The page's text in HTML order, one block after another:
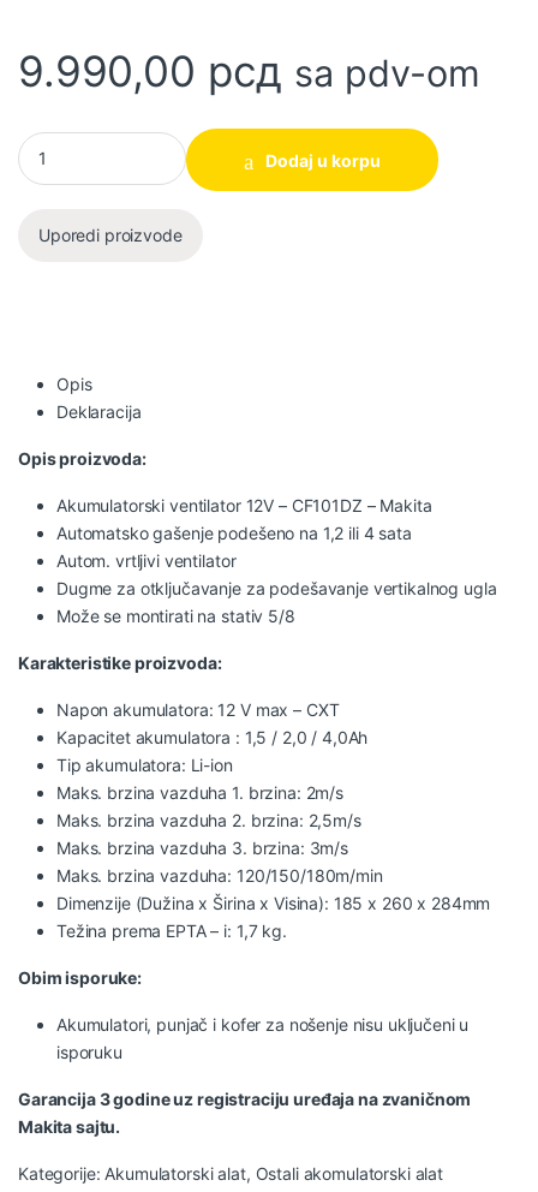
9.990,00 рсд sa pdv-om
Akumulatorski ventilator 12V - CF101DZ MAKITA količina
Dodaj u korpu
Uporedi proizvode
Opis
Deklaracija
Opis proizvoda:
Akumulatorski ventilator 12V – CF101DZ – Makita
Automatsko gašenje podešeno na 1,2 ili 4 sata
Autom. vrtljivi ventilator
Dugme za otključavanje za podešavanje vertikalnog ugla
Može se montirati na stativ 5/8
Karakteristike proizvoda:
Napon akumulatora: 12 V max – CXT
Kapacitet akumulatora : 1,5 / 2,0 / 4,0Ah
Tip akumulatora: Li-ion
Maks. brzina vazduha 1. brzina: 2m/s
Maks. brzina vazduha 2. brzina: 2,5m/s
Maks. brzina vazduha 3. brzina: 3m/s
Maks. brzina vazduha: 120/150/180m/min
Dimenzije (Dužina x Širina x Visina): 185 x 260 x 284mm
Težina prema EPTA – i: 1,7 kg.
Obim isporuke:
Akumulatori, punjač i kofer za nošenje nisu uključeni u
isporuku
Garancija 3 godine uz registraciju uređaja na zvaničnom
Makita sajtu.
Kategorije: Akumulatorski alat, Ostali akomulatorski alat